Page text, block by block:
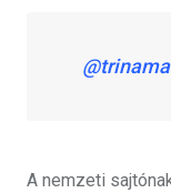
A nemzeti